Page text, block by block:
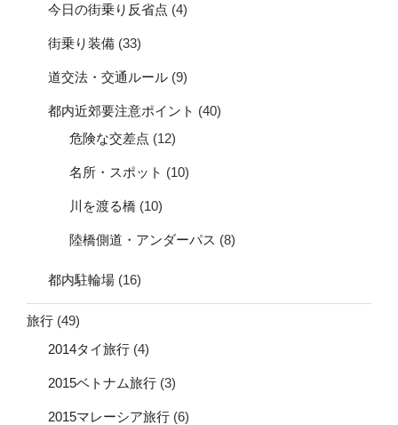
今日の街乗り反省点 (4)
街乗り装備 (33)
道交法・交通ルール (9)
都内近郊要注意ポイント (40)
危険な交差点 (12)
名所・スポット (10)
川を渡る橋 (10)
陸橋側道・アンダーパス (8)
都内駐輪場 (16)
旅行 (49)
2014タイ旅行 (4)
2015ベトナム旅行 (3)
2015マレーシア旅行 (6)